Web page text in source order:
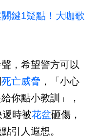
鍵1疑點！大咖歌
，希望警方可以
死亡威脅 ，「小心
你點小教訓」，
時被花盆砸傷，
引人遐想。